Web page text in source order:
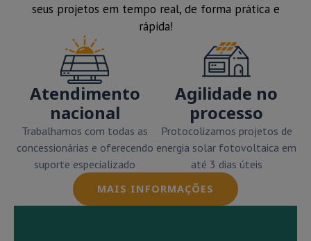
seus projetos em tempo real, de forma prática e
rápida!
Atendimento
nacional
Trabalhamos com todas as
concessionárias e oferecendo
suporte especializado
Agilidade no
processo
Protocolizamos projetos de
energia solar fotovoltaica em
até 3 dias úteis
MAIS INFORMAÇÕES